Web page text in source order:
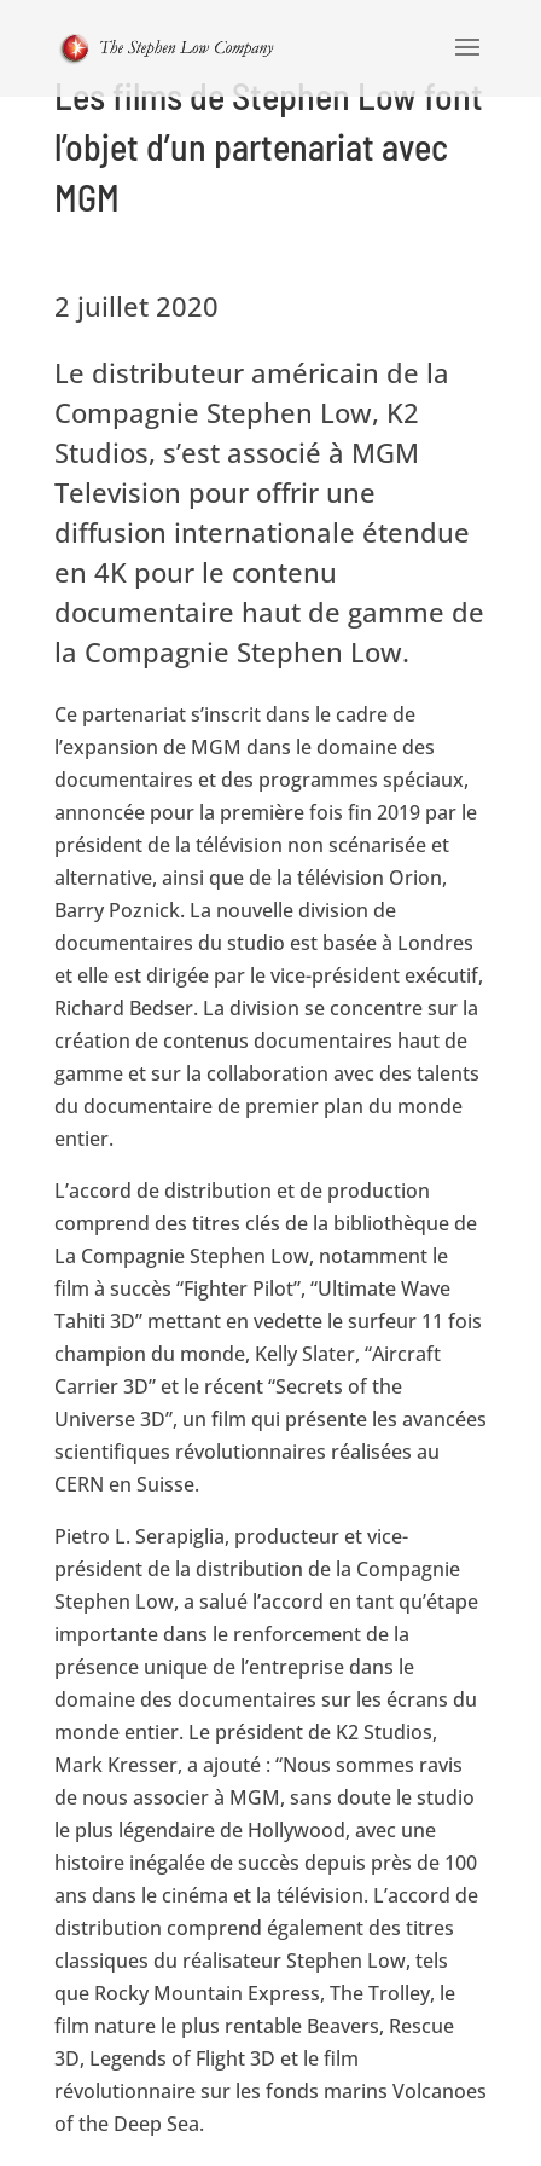
Les films de Stephen Low font
l’objet d’un partenariat avec
MGM
2 juillet 2020
Le distributeur américain de la
Compagnie Stephen Low, K2
Studios, s’est associé à MGM
Television pour offrir une
diffusion internationale étendue
en 4K pour le contenu
documentaire haut de gamme de
la Compagnie Stephen Low.
Ce partenariat s’inscrit dans le cadre de
l’expansion de MGM dans le domaine des
documentaires et des programmes spéciaux,
annoncée pour la première fois fin 2019 par le
président de la télévision non scénarisée et
alternative, ainsi que de la télévision Orion,
Barry Poznick. La nouvelle division de
documentaires du studio est basée à Londres
et elle est dirigée par le vice-président exécutif,
Richard Bedser. La division se concentre sur la
création de contenus documentaires haut de
gamme et sur la collaboration avec des talents
du documentaire de premier plan du monde
entier.
L’accord de distribution et de production
comprend des titres clés de la bibliothèque de
La Compagnie Stephen Low, notamment le
film à succès “Fighter Pilot”, “Ultimate Wave
Tahiti 3D” mettant en vedette le surfeur 11 fois
champion du monde, Kelly Slater, “Aircraft
Carrier 3D” et le récent “Secrets of the
Universe 3D”, un film qui présente les avancées
scientifiques révolutionnaires réalisées au
CERN en Suisse.
Pietro L. Serapiglia, producteur et vice-
président de la distribution de la Compagnie
Stephen Low, a salué l’accord en tant qu’étape
importante dans le renforcement de la
présence unique de l’entreprise dans le
domaine des documentaires sur les écrans du
monde entier. Le président de K2 Studios,
Mark Kresser, a ajouté : “Nous sommes ravis
de nous associer à MGM, sans doute le studio
le plus légendaire de Hollywood, avec une
histoire inégalée de succès depuis près de 100
ans dans le cinéma et la télévision. L’accord de
distribution comprend également des titres
classiques du réalisateur Stephen Low, tels
que Rocky Mountain Express, The Trolley, le
film nature le plus rentable Beavers, Rescue
3D, Legends of Flight 3D et le film
révolutionnaire sur les fonds marins Volcanoes
of the Deep Sea.